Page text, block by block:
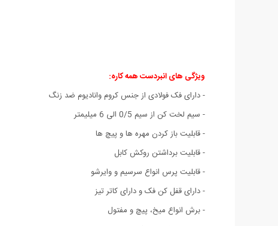
ویژگی های انبردست همه کاره:
- دارای فک فولادی از جنس کروم وانادیوم ضد زنگ
- سیم لخت کن از سیم 0/5 الی 6 میلیمتر
- قابلیت باز کردن مهره ها و پیچ ها
- قابلیت برداشتن روکش کابل
- قابلیت پرس انواع سرسیم و وایرشو
- دارای قفل کن فک و دارای کاتر تیز
- برش انواع میخ، پیچ و مفتول